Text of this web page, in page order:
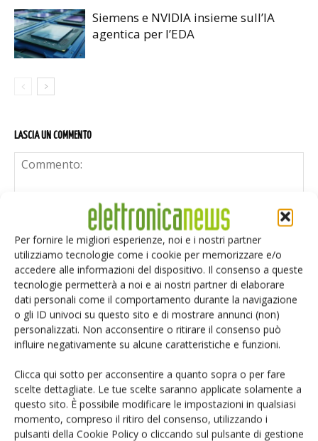
Per fornire le migliori esperienze, noi e i nostri partner
utilizziamo tecnologie come i cookie per memorizzare e/o
accedere alle informazioni del dispositivo. Il consenso a queste
tecnologie permetterà a noi e ai nostri partner di elaborare
dati personali come il comportamento durante la navigazione
o gli ID univoci su questo sito e di mostrare annunci (non)
personalizzati. Non acconsentire o ritirare il consenso può
influire negativamente su alcune caratteristiche e funzioni.
Clicca qui sotto per acconsentire a quanto sopra o per fare
scelte dettagliate. Le tue scelte saranno applicate solamente a
questo sito. È possibile modificare le impostazioni in qualsiasi
momento, compreso il ritiro del consenso, utilizzando i
pulsanti della Cookie Policy o cliccando sul pulsante di gestione
Siemens e NVIDIA insieme sull’IA
agentica per l’EDA
LASCIA UN COMMENTO
Salva il mio nome, email e sito web in questo browser per i
prossimi commenti.